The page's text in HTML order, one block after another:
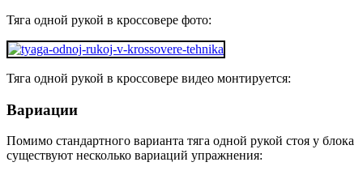
Тяга одной рукой в кроссовере фото:
Тяга одной рукой в кроссовере видео монтируется:
Вариации
Помимо стандартного варианта тяга одной рукой стоя у блока
существуют несколько вариаций упражнения: